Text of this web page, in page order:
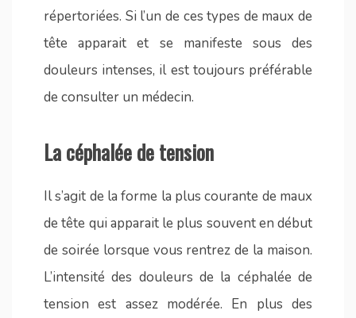
répertoriées. Si l’un de ces types de maux de
tête apparait et se manifeste sous des
douleurs intenses, il est toujours préférable
de consulter un médecin.
La céphalée de tension
Il s’agit de la forme la plus courante de maux
de tête qui apparait le plus souvent en début
de soirée lorsque vous rentrez de la maison.
L’intensité des douleurs de la céphalée de
tension est assez modérée. En plus des